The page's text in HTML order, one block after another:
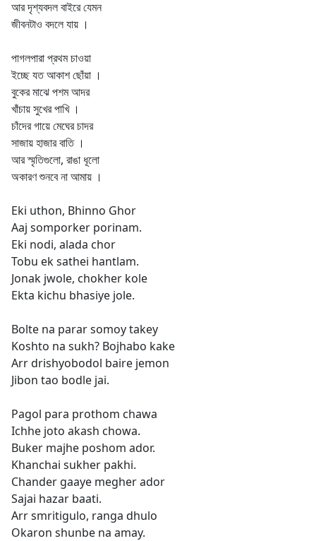
আর দৃশ্যবদল বাইরে যেমন
জীবনটাও বদলে যায় ।
পাগলপারা প্রথম চাওয়া
ইচ্ছে যত আকাশ ছোঁয়া ।
বুকের মাঝে পশম আদর
খাঁচায় সুখের পাখি ।
চাঁদের গায়ে মেঘের চাদর
সাজায় হাজার বাতি ।
আর স্মৃতিগুলো, রাঙা ধূলো
অকারণ শুনবে না আমায় ।
Eki uthon, Bhinno Ghor
Aaj somporker porinam.
Eki nodi, alada chor
Tobu ek sathei hantlam.
Jonak jwole, chokher kole
Ekta kichu bhasiye jole.
Bolte na parar somoy takey
Koshto na sukh? Bojhabo kake
Arr drishyobodol baire jemon
Jibon tao bodle jai.
Pagol para prothom chawa
Ichhe joto akash chowa.
Buker majhe poshom ador.
Khanchai sukher pakhi.
Chander gaaye megher ador
Sajai hazar baati.
Arr smritigulo, ranga dhulo
Okaron shunbe na amay.